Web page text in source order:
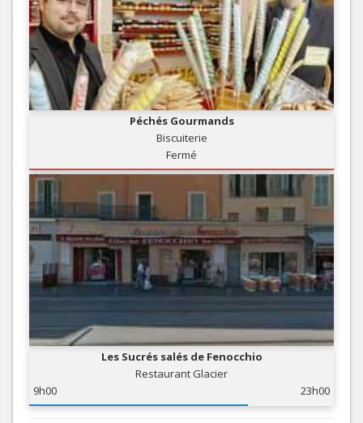
Péchés Gourmands
Biscuiterie
Fermé
Les Sucrés salés de Fenocchio
Restaurant Glacier
9h00
23h00